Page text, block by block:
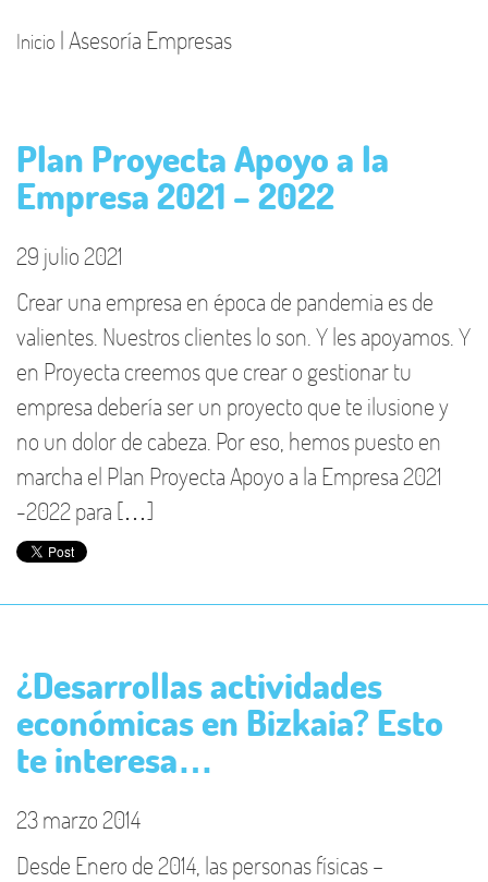
Inicio | Asesoría Empresas
Plan Proyecta Apoyo a la
Empresa 2021 – 2022
29 julio 2021
Crear una empresa en época de pandemia es de
valientes. Nuestros clientes lo son. Y les apoyamos. Y
en Proyecta creemos que crear o gestionar tu
empresa debería ser un proyecto que te ilusione y
no un dolor de cabeza. Por eso, hemos puesto en
marcha el Plan Proyecta Apoyo a la Empresa 2021
-2022 para […]
¿Desarrollas actividades
económicas en Bizkaia? Esto
te interesa…
23 marzo 2014
Desde Enero de 2014, las personas físicas –